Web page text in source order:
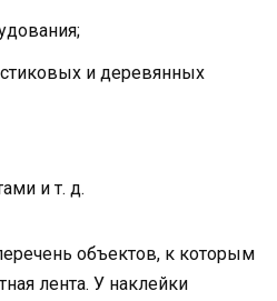
и деревянных
и т. д.
объектов, к которым
лента. У наклейки